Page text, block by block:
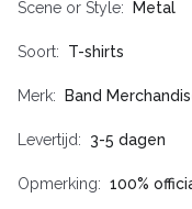
Scene or Style Metal
Soort T-shirts
Merk Band
Levertijd 3-5 dagen
Opmerking 100%